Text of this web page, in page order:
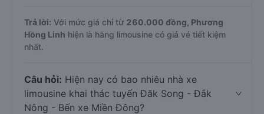
Trả lời: Với mức giá chỉ từ 260.000 đồng, Phương
Hồng Linh hiện là hãng limousine có giá vé tiết kiệm
nhất.
Câu hỏi: Hiện nay có bao nhiêu nhà xe
limousine khai thác tuyến Đăk Song - Đắk
Nông - Bến xe Miền Đông?